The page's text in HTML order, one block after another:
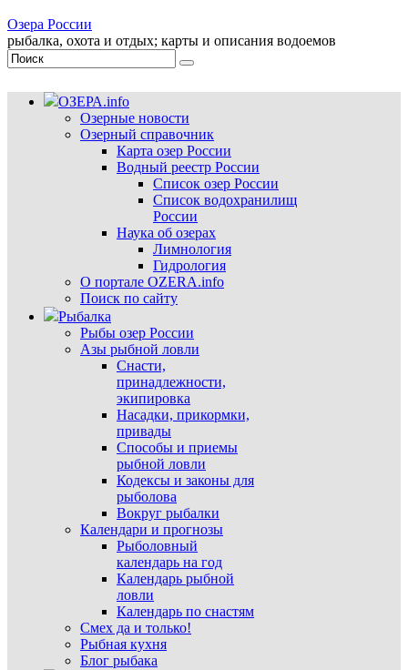
Озера России
рыбалка, охота и отдых; карты и описания водоемов
ОЗЕРА.info
Озерные новости
Озерный справочник
Карта озер России
Водный реестр России
Список озер России
Список водохранилищ
России
Наука об озерах
Лимнология
Гидрология
О портале OZERA.info
Поиск по сайту
Рыбалка
Рыбы озер России
Азы рыбной ловли
Снасти,
принадлежности,
экипировка
Насадки, прикормки,
привады
Способы и приемы
рыбной ловли
Кодексы и законы для
рыболова
Вокруг рыбалки
Календари и прогнозы
Рыболовный
календарь на год
Календарь рыбной
ловли
Календарь по снастям
Смех да и только!
Рыбная кухня
Блог рыбака